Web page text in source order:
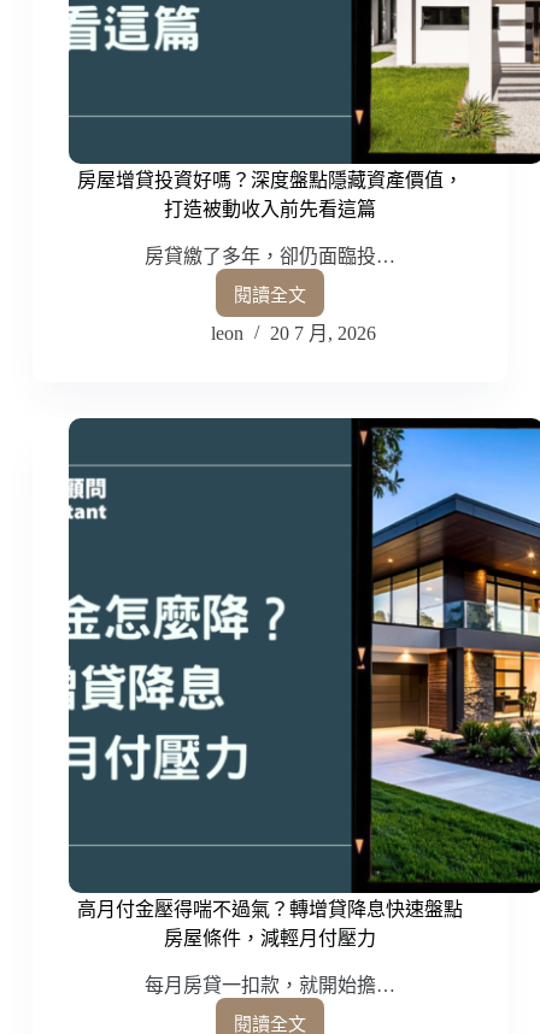
房屋增貸投資好嗎？深度盤點隱藏資產價值，
打造被動收入前先看這篇
房貸繳了多年，卻仍面臨投…
閱讀全文
leon 20 7 月, 2026
高月付金壓得喘不過氣？轉增貸降息快速盤點
房屋條件，減輕月付壓力
每月房貸一扣款，就開始擔…
閱讀全文